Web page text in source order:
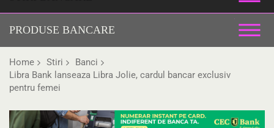
PRODUSE BANCARE
Home Stiri
Banci
Libra Bank lanseaza Libra Jolie, cardul bancar exclusiv
pentru femei